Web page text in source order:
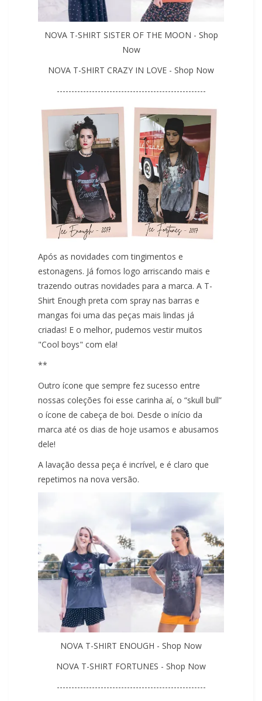
NOVA T-SHIRT SISTER OF THE MOON - Shop
Now
NOVA T-SHIRT CRAZY IN LOVE - Shop Now
---------------------------------------------------
Após as novidades com tingimentos e
estonagens. Já fomos logo arriscando mais e
trazendo outras novidades para a marca. A T-
Shirt Enough preta com spray nas barras e
mangas foi uma das peças mais lindas já
criadas! E o melhor, pudemos vestir muitos
"Cool boys" com ela!
**
Outro ícone que sempre fez sucesso entre
nossas coleções foi esse carinha aí, o “skull bull”
o ícone de cabeça de boi. Desde o início da
marca até os dias de hoje usamos e abusamos
dele!
A lavação dessa peça é incrível, e é claro que
repetimos na nova versão.
NOVA T-SHIRT ENOUGH - Shop Now
NOVA T-SHIRT FORTUNES - Shop Now
---------------------------------------------------